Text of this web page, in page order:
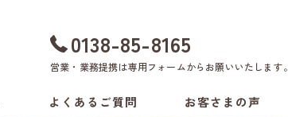
0138-85-8165
営業・業務提携は専用フォームからお願いいたします。
よくあるご質問 お客さまの声